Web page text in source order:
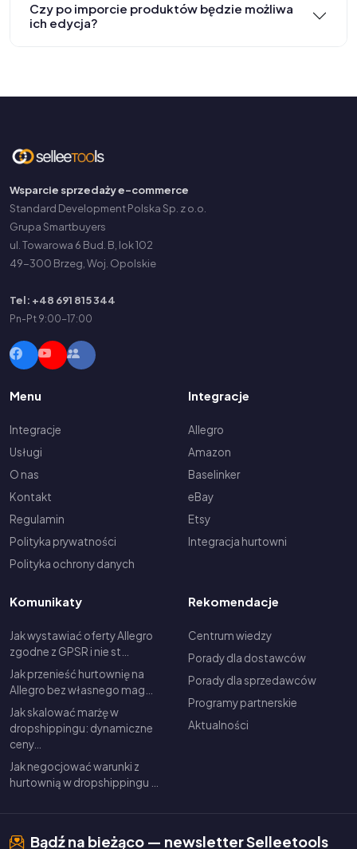
Czy po imporcie produktów będzie możliwa
ich edycja?
Wsparcie sprzedaży e-commerce
Standard Development Polska Sp. z o.o.
Grupa Smartbuyers
ul. Towarowa 6 Bud. B, lok 102
49-300 Brzeg, Woj. Opolskie
Tel: +48 691 815 344
Pn-Pt 9:00-17:00
Menu
Integracje
Usługi
O nas
Kontakt
Regulamin
Polityka prywatności
Polityka ochrony danych
Integracje
Allegro
Amazon
Baselinker
eBay
Etsy
Integracja hurtowni
Komunikaty
Jak wystawiać oferty Allegro
zgodne z GPSR i nie st…
Jak przenieść hurtownię na
Allegro bez własnego mag…
Jak skalować marżę w
dropshippingu: dynamiczne
ceny…
Jak negocjować warunki z
hurtownią w dropshippingu …
Rekomendacje
Centrum wiedzy
Porady dla dostawców
Porady dla sprzedawców
Programy partnerskie
Aktualności
Bądź na bieżąco — newsletter Selleetools